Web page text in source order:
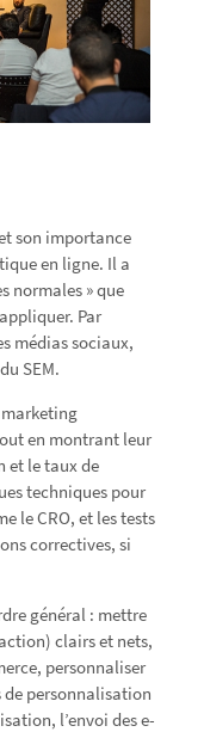
son importance
en ligne. Il a
normales » que
Par
médias sociaux,
SEM.
en montrant leur
et le taux de
techniques pour
le CRO, et les tests
correctives, si
général : mettre
clairs et nets,
personnaliser
de personnalisation
l’envoi des e-